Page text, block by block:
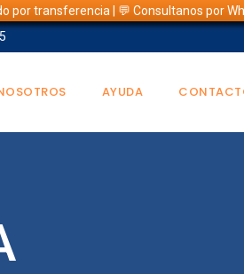
por transferencia | 💬 Consultanos por
AYUDA